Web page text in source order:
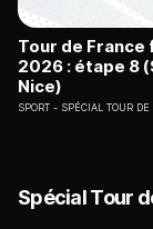
Tour de France
2026 : étape 8
Nice)
SPORT SPÉCIAL TOUR DE
Spécial Tour